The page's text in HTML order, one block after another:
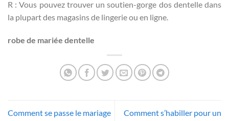
R : Vous pouvez trouver un soutien-gorge dos dentelle dans
la plupart des magasins de lingerie ou en ligne.
robe de mariée dentelle
Comment se passe le mariage
Comment s’habiller pour un